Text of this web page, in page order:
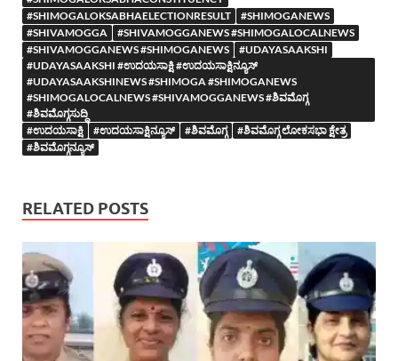
#SHIMOGALOKSABHAELECTIONRESULT
#SHIMOGANEWS
#SHIVAMOGGA
#SHIVAMOGGANEWS #SHIMOGALOCALNEWS
#SHIVAMOGGANEWS #SHIMOGANEWS
#UDAYASAAKSHI
#UDAYASAAKSHI #ಉದಯಸಾಕ್ಷಿ #ಉದಯಸಾಕ್ಷಿನ್ಯೂಸ್
#UDAYASAAKSHINEWS #SHIMOGA #SHIMOGANEWS
#SHIMOGALOCALNEWS #SHIVAMOGGANEWS #ಶಿವಮೊಗ್ಗ
#ಶಿವಮೊಗ್ಗಸುದ್ದಿ
#ಉದಯಸಾಕ್ಷಿ
#ಉದಯಸಾಕ್ಷಿನ್ಯೂಸ್ #ಶಿವಮೊಗ್ಗ
#ಶಿವಮೊಗ್ಗ ಲೋಕಸಭಾ ಕ್ಷೇತ್ರ
#ಶಿವಮೊಗ್ಗನ್ಯೂಸ್
RELATED POSTS